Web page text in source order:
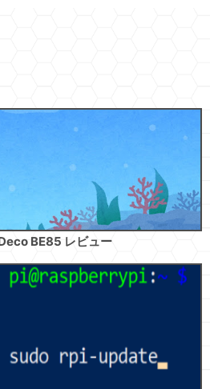
BE85 レビュー